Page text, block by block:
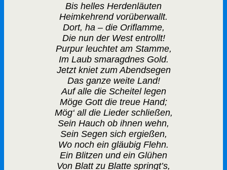
Bis helles Herdenläuten
Heimkehrend vorüberwallt.
Dort, ha – die Oriflamme,
Die nun der West entrollt!
Purpur leuchtet am Stamme,
Im Laub smaragdnes Gold.
Jetzt kniet zum Abendsegen
Das ganze weite Land!
Auf alle die Scheitel legen
Möge Gott die treue Hand;
Mög‘ all die Lieder schließen,
Sein Hauch ob ihnen wehn,
Sein Segen sich ergießen,
Wo noch ein gläubig Flehn.
Ein Blitzen und ein Glühen
Von Blatt zu Blatte springt’s,